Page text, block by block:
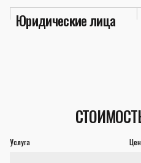
Юридические лица
Услуга